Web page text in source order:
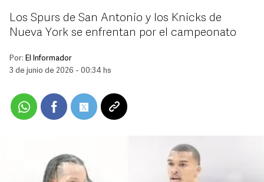
Los Spurs de San Antonio y los Knicks de
Nueva York se enfrentan por el campeonato
Por: El Informador
3 de junio de 2026 - 00:34 hs